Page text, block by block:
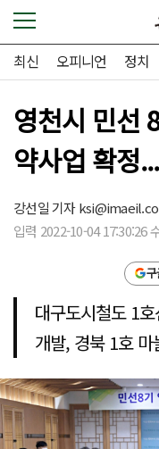
최신 오피니언 정치
영천시 민선
약사업 확정
강선일 기자
입력 2022-10-04 17:30:26
대구도시철도 1
개발, 경북 1호